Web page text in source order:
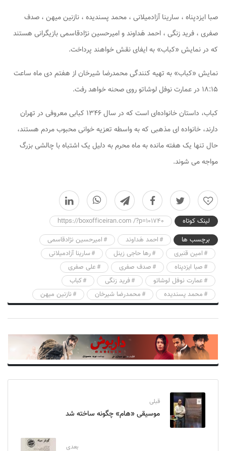
صبا ایزدپناه ، سارینا آزادمیلانی ، محمد پسندیده ، نازنین میهن ، صدف
صفری ، فرید زنگی ، احمد هَداوند و امیرحسین نژادقاسمی بازیگرانی هستند
که در نمایش «کباب» به ایفای نقش خواهند پرداخت.
نمایش «کباب» به تهیه کنندگی محمدرضا شیرخان از هفتم دی ماه ساعت
۱۸:۱۵ در عمارت نوفل لوشاتو روی صحنه خواهد رفت.
کباب، داستان خانواده‌ای است که در سال ۱۳۴۶ کبابی معروفی در تهران
دارند، خانواده ای مذهبی که به واسطه تعزیه خوانی محبوب مردم هستند،
حال تنها یک هفته مانده به ماه محرم به دلیل یک اشتباه با چالشی بزرگ
مواجه می شوند.
0
لینک کوتاه
https://boxofficeiran.com /?p=101740
برچسب ها
احمد هَداوند
امیرحسین نژادقاسمی
امین قنبری
رها حاجی زینل
سارینا آزادمیلانی
صبا ایزدپناه
صدف صفری
علی صفری
عمارت نوفل‌ لوشاتو
فرید زنگی
کباب
محمد پسندیده
محمدرضا شیرخان نازنین میهن
قبلی
موسیقی «هام» چگونه ساخته شد
بعدی